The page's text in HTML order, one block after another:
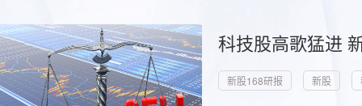
科技股高歌猛进
新股168研报 新股